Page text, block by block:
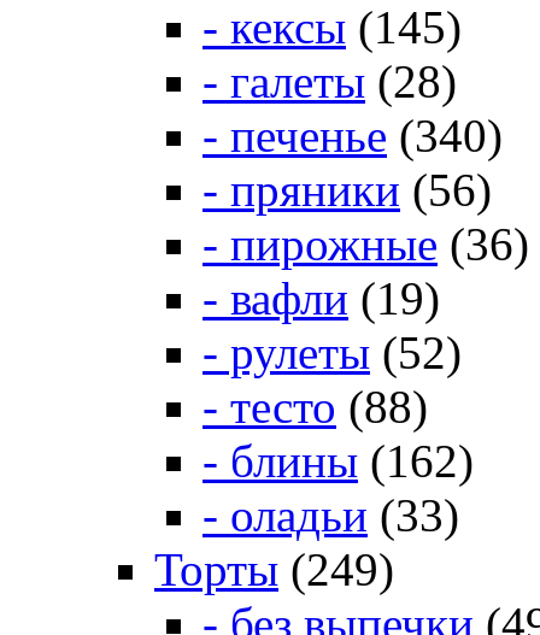
- кексы (145)
- галеты (28)
- печенье (340)
- пряники (56)
- пирожные (36)
- вафли (19)
- рулеты (52)
- тесто (88)
- блины (162)
- оладьи (33)
Торты (249)
- без выпечки